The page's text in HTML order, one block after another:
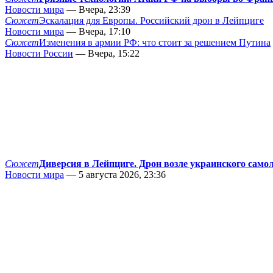
Новости мира — Вчера, 23:39
СюжетЭскалация для Европы. Российский дрон в Лейпциге
Новости мира — Вчера, 17:10
СюжетИзменения в армии РФ: что стоит за решением Путина
Новости России — Вчера, 15:22
СюжетДиверсия в Лейпциге. Дрон возле украинского
Новости мира — 5 августа 2026, 23:36